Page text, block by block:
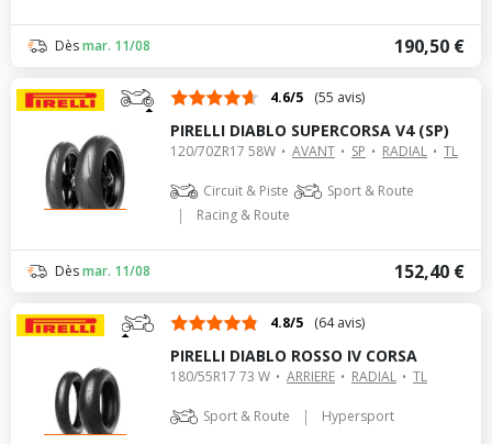
190,50 €
Dèsmar. 11/08
4.6/5 (55 avis)
PIRELLI DIABLO SUPERCORSA V4 (SP)
120/70ZR17 58W AVANT SP RADIAL TL
Circuit & Piste Sport & Route
| Racing & Route
152,40 €
Dèsmar. 11/08
4.8/5 (64 avis)
PIRELLI DIABLO ROSSO IV CORSA
180/55R17 73 W ARRIERE RADIAL TL
Sport & Route | Hypersport